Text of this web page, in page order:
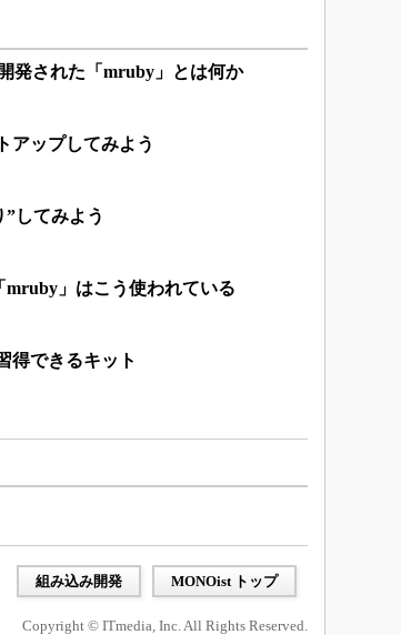
発された「mruby」とは何か
アップしてみよう
してみよう
」はこう使われている
得できるキット
組み込み開発 MONOist トップ
Copyright © ITmedia, Inc. All Rights Reserved.